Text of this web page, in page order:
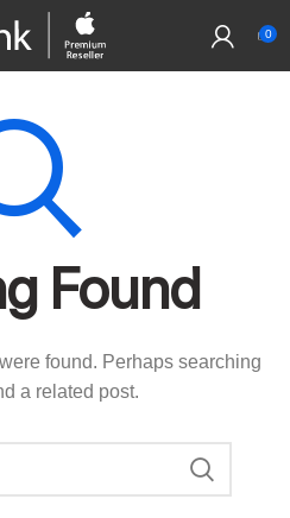
0
Found
found. Perhaps searching
a related post.